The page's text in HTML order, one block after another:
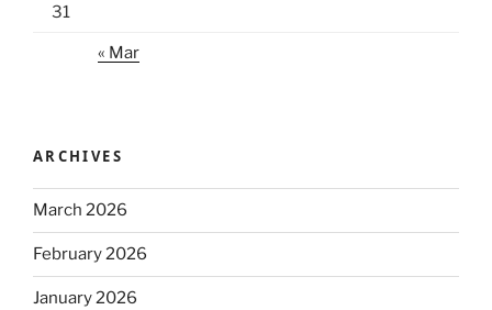
31
« Mar
ARCHIVES
March 2026
February 2026
January 2026